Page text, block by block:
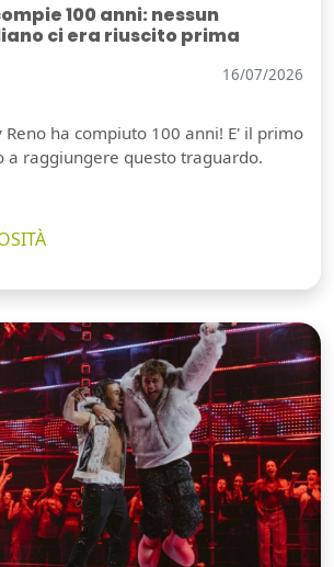
100 anni: nessun
ci era riuscito prima
16/07/2026
Reno ha compiuto 100 anni! E' il primo
a raggiungere questo traguardo.